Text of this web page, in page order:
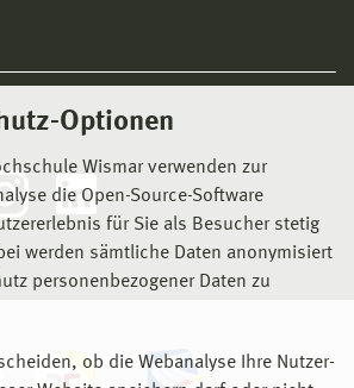
Optionen
Wismar verwenden zur
die Open-Source-Software
für Sie als Besucher stetig
werden sämtliche Daten anonymisiert
personenbezogener Daten zu
ob die Webanalyse Ihre Nutzer-